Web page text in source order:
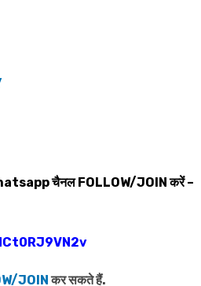
चैनलFOLLOW/JOINकरें –
JOINकर सकते हैं.